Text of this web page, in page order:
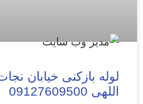
لوله بازکنی خیابان
اللهی 09127609500